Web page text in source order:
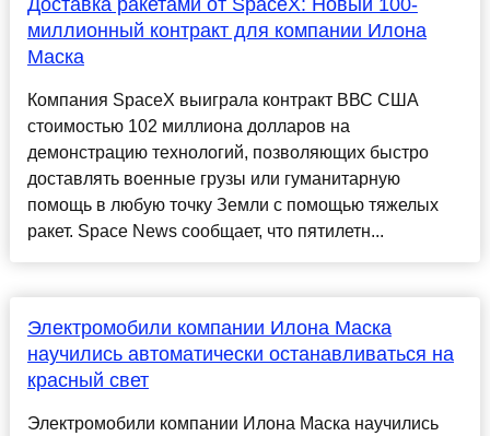
Доставка ракетами от SpaceX: Новый 100-
миллионный контракт для компании Илона
Маска
Компания SpaceX выиграла контракт ВВС США
стоимостью 102 миллиона долларов на
демонстрацию технологий, позволяющих быстро
доставлять военные грузы или гуманитарную
помощь в любую точку Земли с помощью тяжелых
ракет. Space News сообщает, что пятилетн...
Электромобили компании Илона Маска
научились автоматически останавливаться на
красный свет
Электромобили компании Илона Маска научились